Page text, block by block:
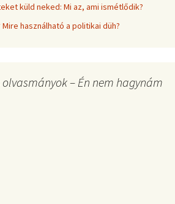
küld neked: Mi az, ami ismétlődik?
használható a politikai düh?
– Én nem hagynám